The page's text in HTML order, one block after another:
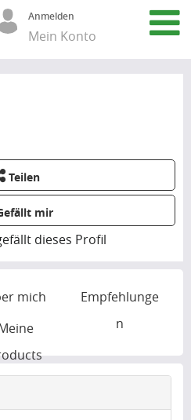
Anmelden
Mein Konto
Teilen
mir
dieses Profil
mich
Empfehlunge
n